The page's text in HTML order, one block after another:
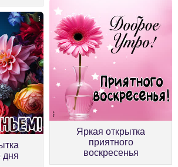
дня
Яркая открытка
приятного
воскресенья